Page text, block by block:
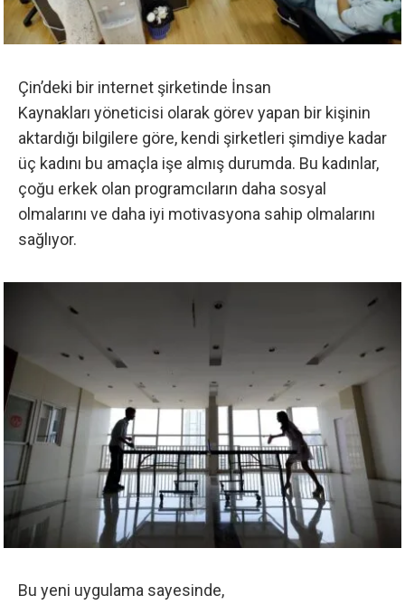
Çin’deki bir internet şirketinde İnsan
Kaynakları yöneticisi olarak görev yapan bir kişinin
aktardığı bilgilere göre, kendi şirketleri şimdiye kadar
üç kadını bu amaçla işe almış durumda. Bu kadınlar,
çoğu erkek olan programcıların daha sosyal
olmalarını ve daha iyi motivasyona sahip olmalarını
sağlıyor.
Bu yeni uygulama sayesinde,